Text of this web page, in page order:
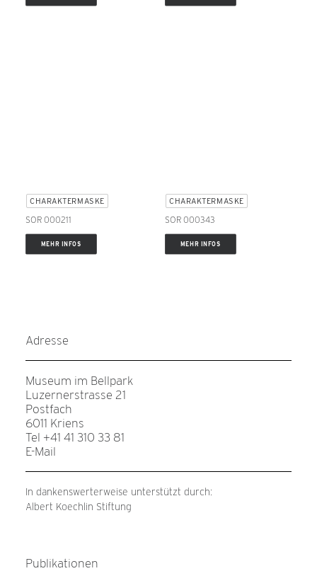
CHARAKTERMASKE
SOR 000211
MEHR INFOS
CHARAKTERMASKE
SOR 000343
MEHR INFOS
Adresse
Museum im Bellpark
Luzernerstrasse 21
Postfach
6011 Kriens
Tel +41 41 310 33 81
E-Mail
In dankenswerterweise unterstützt durch:
Albert Koechlin Stiftung
Publikationen